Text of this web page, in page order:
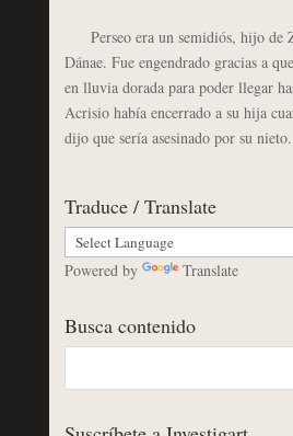
Perseo era un semidiós, hijo de
Dánae. Fue engendrado gracias a
en lluvia dorada para poder llegar
Acrisio había encerrado a su hija
dijo que sería asesinado por su
Traduce / Translate
Powered by Translate
Busca contenido